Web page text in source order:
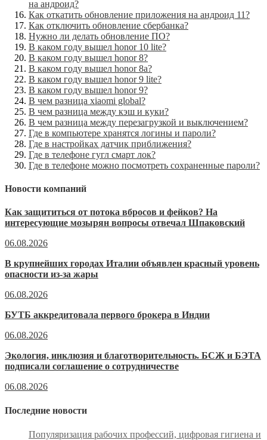
на андроид?
Как откатить обновление приложения на андроид 11?
Как отключить обновление сбербанка?
Нужно ли делать обновление ПО?
В каком году вышел honor 10 lite?
В каком году вышел honor 8?
В каком году вышел honor 8a?
В каком году вышел honor 9 lite?
В каком году вышел honor 9?
В чем разница xiaomi global?
В чем разница между кэш и куки?
В чем разница между перезагрузкой и выключением?
Где в компьютере хранятся логины и пароли?
Где в настройках датчик приближения?
Где в телефоне гугл смарт лок?
Где в телефоне можно посмотреть сохраненные пароли?
Новости компаний
Как защититься от потока вбросов и фейков? На
интересующие мозырян вопросы отвечал Шпаковский
06.08.2026
В крупнейших городах Италии объявлен красный уровень
опасности из-за жары
06.08.2026
БУТБ аккредитовала первого брокера в Индии
06.08.2026
Экология, инклюзия и благотворительность. БСЖ и БЭТА
подписали соглашение о сотрудничестве
06.08.2026
Последние новости
Популяризация рабочих профессий, цифровая гигиена и